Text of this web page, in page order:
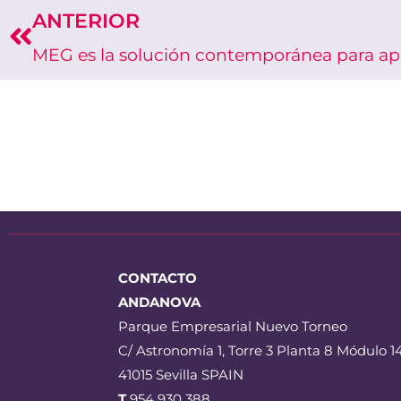
Prev
ANTERIOR
CONTACTO
ANDANOVA
Parque Empresarial Nuevo Torneo
C/ Astronomía 1,Torre 3 Planta 8 Módulo
41015 Sevilla SPAIN